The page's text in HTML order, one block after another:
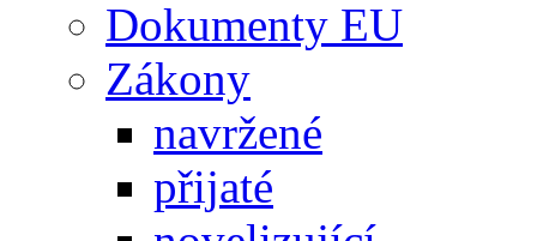
Dokumenty EU
Zákony
navržené
přijaté